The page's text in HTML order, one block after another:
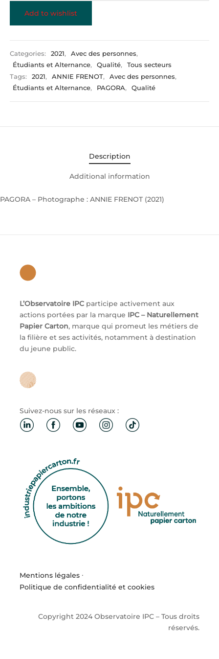
Add to wishlist
Categories: 2021, Avec des personnes,
Étudiants et Alternance, Qualité,
Tous secteurs
Tags:
2021, ANNIE FRENOT, Avec des personnes,
Étudiants et Alternance, PAGORA, Qualité
Description
Additional information
PAGORA – Photographe : ANNIE FRENOT (2021)
L’Observatoire IPC participe activement aux
actions portées par la marque IPC – Naturellement
Papier Carton, marque qui promeut les métiers de
la filière et ses activités, notamment à destination
du jeune public.
Suivez-nous sur les réseaux :
Mentions légales ·
Politique de confidentialité et cookies
Copyright 2024 Observatoire IPC – Tous droits
réservés.